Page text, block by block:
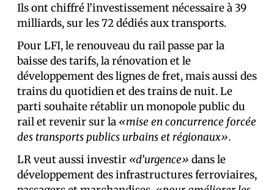
Ils ont chiffré l’investissement nécessaire à 39
milliards, sur les 72 dédiés aux transports.
Pour LFI, le renouveau du rail passe par la
baisse des tarifs, la rénovation et le
développement des lignes de fret, mais aussi des
trains du quotidien et des trains de nuit. Le
parti souhaite rétablir un monopole public du
rail et revenir sur la «mise en concurrence forcée
des transports publics urbains et régionaux».
LR veut aussi investir «d’urgence» dans le
développement des infrastructures ferroviaires,